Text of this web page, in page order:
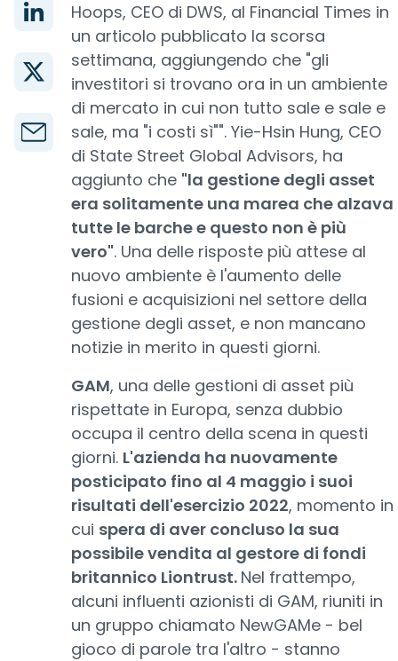
Hoops, CEO di DWS, al Financial Times in
un articolo pubblicato la scorsa
settimana, aggiungendo che "gli
investitori si trovano ora in un ambiente
di mercato in cui non tutto sale e sale e
sale, ma "i costi sì"". Yie-Hsin Hung, CEO
di State Street Global Advisors, ha
aggiunto che "la gestione degli asset
era solitamente una marea che alzava
tutte le barche e questo non è più
vero". Una delle risposte più attese al
nuovo ambiente è l'aumento delle
fusioni e acquisizioni nel settore della
gestione degli asset, e non mancano
notizie in merito in questi giorni.
GAM, una delle gestioni di asset più
rispettate in Europa, senza dubbio
occupa il centro della scena in questi
giorni. L'azienda ha nuovamente
posticipato fino al 4 maggio i suoi
risultati dell'esercizio 2022, momento in
cui spera di aver concluso la sua
possibile vendita al gestore di fondi
britannico Liontrust. Nel frattempo,
alcuni influenti azionisti di GAM, riuniti in
un gruppo chiamato NewGAMe - bel
gioco di parole tra l'altro - stanno